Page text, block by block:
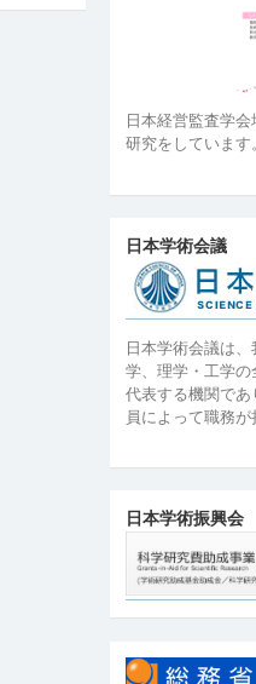
日本経営監査学
研究をしています
日本学術会議
日本学術会議は
学、理学・工学の
代表する機関であ
員によって職務が
日本学術振興会